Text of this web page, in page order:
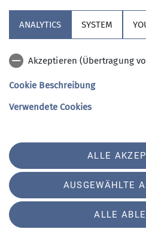
Vorderschmiding zum
Freyung. Weiter ging die
Stadler,
Philippsreut.
ANALYTICS SYSTEM
Akzeptieren (Übertragung
Cookie Beschreibung
Verwendete Cookies
ALLE
AUSGEWÄHLTE
ALLE